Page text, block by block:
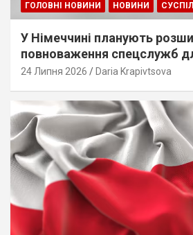
ГОЛОВНІ НОВИНИ НОВИНИ
У Німеччині планують
повноваження спецслужб
стеження
24 Липня 2026 Daria Krapivtsova